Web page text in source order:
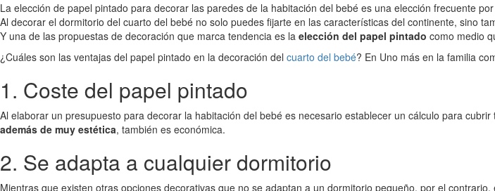
La elección de papel pintado para decorar las paredes de la habitación del bebé es una elección frecuente
Al decorar el dormitorio del cuarto del bebé no solo puedes fijarte en las características del continente, sino
Y una de las propuestas de decoración que marca tendencia es la elección del papel pintado como medio
¿Cuáles son las ventajas del papel pintado en la decoración del cuarto del bebé? En Uno más en la familia
1. Coste del papel pintado
Al elaborar un presupuesto para decorar la habitación del bebé es necesario establecer un cálculo para
además de muy estética, también es económica.
2. Se adapta a cualquier dormitorio
Mientras que existen otras opciones decorativas que no se adaptan a un dormitorio pequeño, por el